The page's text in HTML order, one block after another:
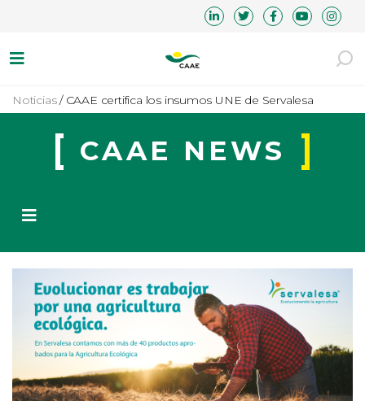
Noticias/ CAAE certifica los insumos UNE de Servalesa
CAAE NEWS